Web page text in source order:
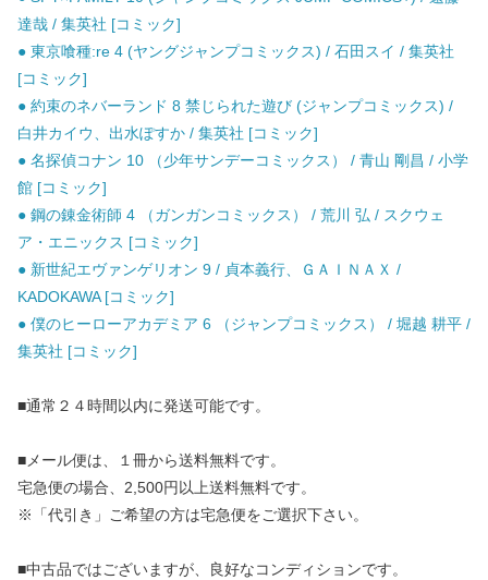
達哉 / 集英社 [コミック]
● 東京喰種:re 4 (ヤングジャンプコミックス) / 石田スイ / 集英社
[コミック]
● 約束のネバーランド 8 禁じられた遊び (ジャンプコミックス) /
白井カイウ、出水ぽすか / 集英社 [コミック]
● 名探偵コナン 10 （少年サンデーコミックス） / 青山 剛昌 / 小学
館 [コミック]
● 鋼の錬金術師 4 （ガンガンコミックス） / 荒川 弘 / スクウェ
ア・エニックス [コミック]
● 新世紀エヴァンゲリオン 9 / 貞本義行、ＧＡＩＮＡＸ /
KADOKAWA [コミック]
● 僕のヒーローアカデミア 6 （ジャンプコミックス） / 堀越 耕平 /
集英社 [コミック]
■通常２４時間以内に発送可能です。
■メール便は、１冊から送料無料です。
宅急便の場合、2,500円以上送料無料です。
※「代引き」ご希望の方は宅急便をご選択下さい。
■中古品ではございますが、良好なコンディションです。